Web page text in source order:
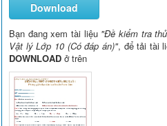
Download
Bạn đang xem tài liệu "Đề kiểm tra
Vật lý Lớp 10 (Có đáp án)", để tải tài
DOWNLOAD ở trên